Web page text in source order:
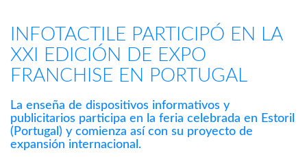
INFOTACTILE PARTICIPÓ EN LA
XXI EDICIÓN DE EXPO
FRANCHISE EN PORTUGAL
La enseña de dispositivos informativos y
publicitarios participa en la feria celebrada en Estoril
(Portugal) y comienza así con su proyecto de
expansión internacional.